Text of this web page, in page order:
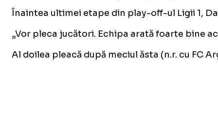
Înaintea ultimei etape din play-off-ul Ligii 1,
„Vor pleca jucători. Echipa arată foarte bine
Al doilea pleacă după meciul ăsta (n.r. cu FC